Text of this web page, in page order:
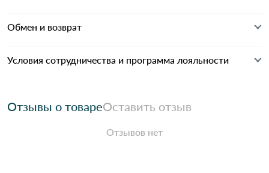
Обмен и возврат
Условия сотрудничества и программа лояльности
Отзывы о товареОставить отзыв
Отзывов нет